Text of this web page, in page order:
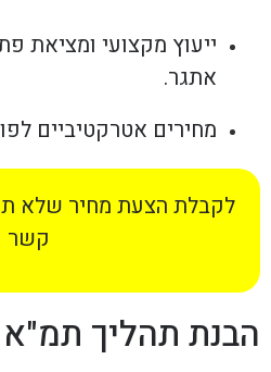
ייעוץ מקצועי ומציאת
אתגר.
מחירים אטרקטיביים
לקבלת הצעת מחיר שלא
קשר
הבנת תהליך תמ"א 38